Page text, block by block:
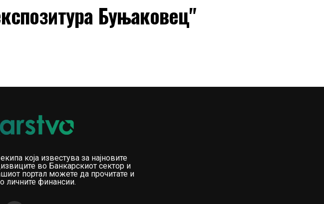
Буњаковец"
која известува за најновите
во Банкарскиот сектор и
портал можете да прочитате и
личните финансии.